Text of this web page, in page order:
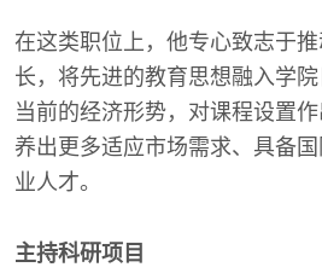
在这类职位上，他专心致志于
长，将先进的教育思想融入学
当前的经济形势，对课程设置
养出更多适应市场需求、具备
业人才。
主持科研项目